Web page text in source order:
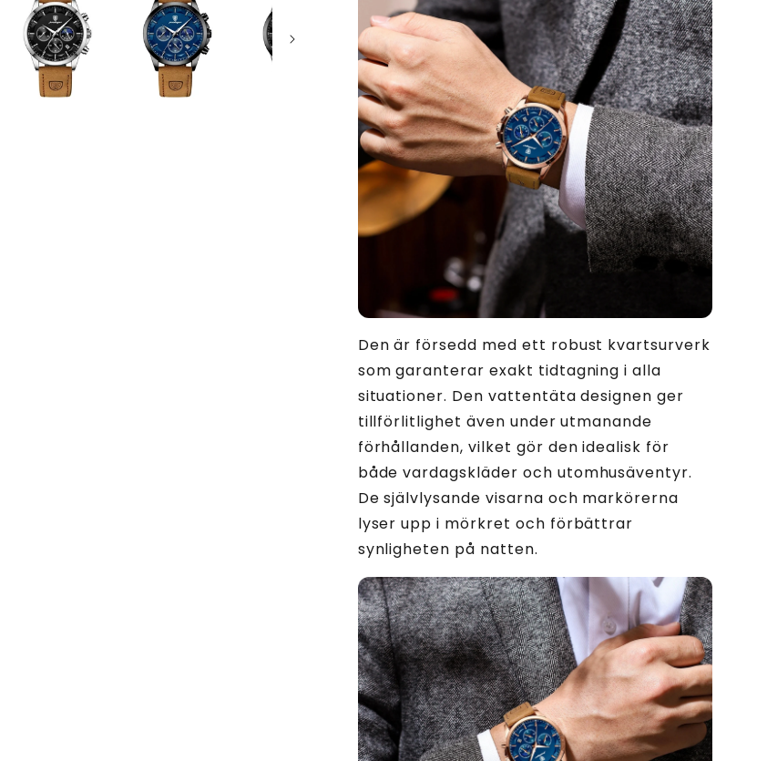
Den är försedd med ett robust kvartsurverk
som garanterar exakt tidtagning i alla
situationer. Den vattentäta designen ger
tillförlitlighet även under utmanande
förhållanden, vilket gör den idealisk för
både vardagskläder och utomhusäventyr.
De självlysande visarna och markörerna
lyser upp i mörkret och förbättrar
synligheten på natten.